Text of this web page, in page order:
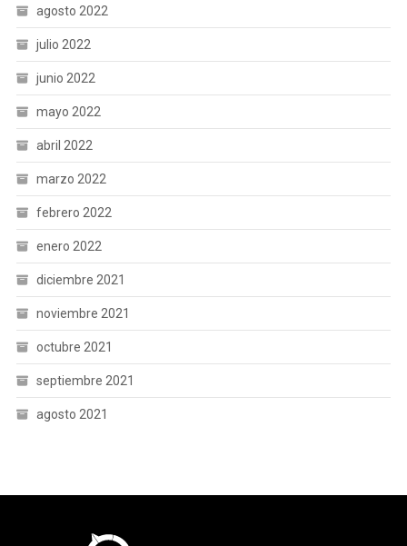
agosto 2022
julio 2022
junio 2022
mayo 2022
abril 2022
marzo 2022
febrero 2022
enero 2022
diciembre 2021
noviembre 2021
octubre 2021
septiembre 2021
agosto 2021